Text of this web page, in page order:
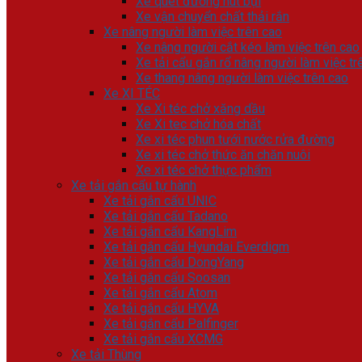
Xe vận chuyển chất thải rắn
Xe nâng người làm việc trên cao
Xe nâng người cắt kéo làm việc trên cao
Xe tải cẩu gắn rổ nâng người làm việc
Xe thang nâng người làm việc trên cao
Xe XI TÉC
Xe Xi téc chở xăng dầu
Xe Xi tec chở hóa chất
Xe xi téc phun tưới nước rửa đường
Xe xi téc chở thức ăn chăn nuôi
Xe xi téc chở thực phẩm
Xe tải gắn cẩu tự hành
Xe tải gắn cẩu UNIC
Xe tải gắn cẩu Tadano
Xe tải gắn cẩu KangLim
Xe tải gắn cẩu Hyundai Everdigm
Xe tải gắn cẩu DongYang
Xe tải gắn cẩu Soosan
Xe tải gắn cẩu Atom
Xe tải gắn cẩu HYVA
Xe tải gắn cẩu Palfinger
Xe tải gắn cẩu XCMG
Xe tải Thùng